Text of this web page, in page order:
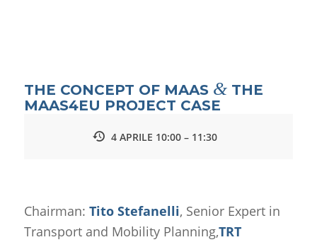
THE CONCEPT OF MAAS &THE
MAAS4EU PROJECT CASE
4 APRILE 10:00 – 11:30
Chairman: Tito Stefanelli, Senior Expert in
Transport and Mobility Planning,TRT